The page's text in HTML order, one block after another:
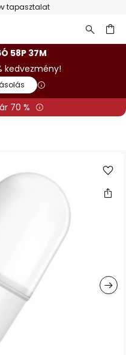
tapasztalat
58P 37M
kedvezmény!
70 %